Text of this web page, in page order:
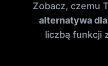
Zobacz, czemu
alternatywa
liczbą funkcji